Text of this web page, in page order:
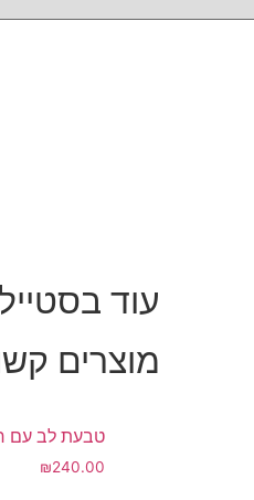
עוד
מוצרים
טבעת לב עם
₪240.00